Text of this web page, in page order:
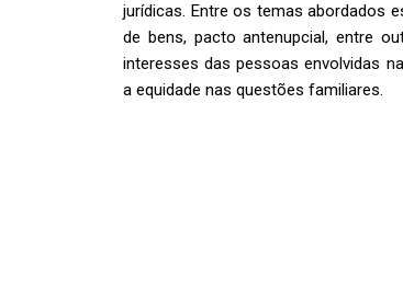
jurídicas. Entre os temas abordados
de bens, pacto antenupcial, entre
interesses das pessoas envolvidas
a equidade nas questões familiares.